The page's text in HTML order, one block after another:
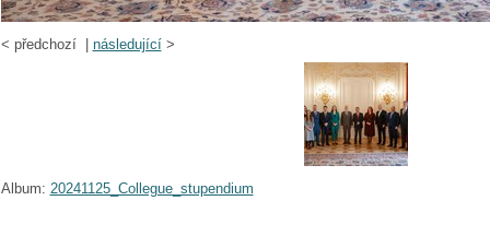
< předchozí | následující>
Album: 20241125_Collegue_stupendium